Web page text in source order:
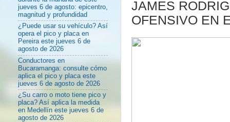
JAMES
OFENSIVO EN
jueves 6 de agosto: epicentro,
magnitud y profundidad
¿Puede usar su vehículo? Así
opera el pico y placa en
Pereira este jueves 6 de
agosto de 2026
Conductores en
Bucaramanga: consulte cómo
aplica el pico y placa este
jueves 6 de agosto de 2026
¿Su carro o moto tiene pico y
placa? Así aplica la medida
en Medellín este jueves 6 de
agosto de 2026